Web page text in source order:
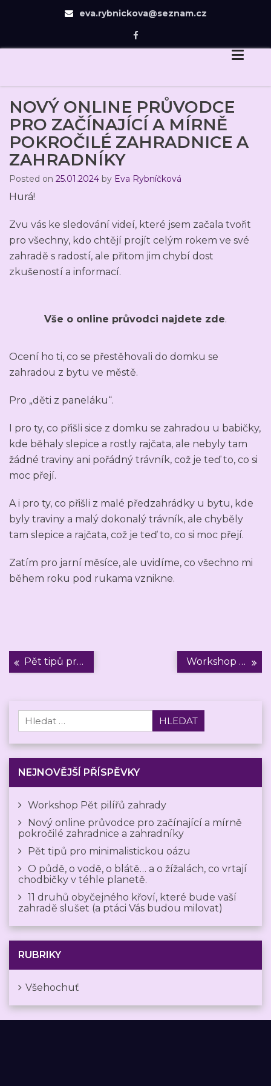
eva.rybnickova@seznam.cz
content
NOVÝ ONLINE PRŮVODCE
PRO ZAČÍNAJÍCÍ A MÍRNĚ
POKROČILÉ ZAHRADNICE A
ZAHRADNÍKY
Posted on 25.01.2024 by Eva Rybníčková
Hurá!
Zvu vás ke sledování videí, které jsem začala tvořit
pro všechny, kdo chtějí projít celým rokem ve své
zahradě s radostí, ale přitom jim chybí dost
zkušeností a informací.
Vše o online průvodci najdete zde.
Ocení ho ti, co se přestěhovali do domku se
zahradou z bytu ve městě.
Pro „děti z paneláku“.
I pro ty, co přišli sice z domku se zahradou u babičky,
kde běhaly slepice a rostly rajčata, ale nebyly tam
žádné traviny ani pořádný trávník, což je teď to, co si
moc přejí.
A i pro ty, co přišli z malé předzahrádky u bytu, kde
byly traviny a malý dokonalý trávník, ale chyběly
tam slepice a rajčata, což je teď to, co si moc přejí.
Zatím pro jarní měsíce, ale uvidíme, co všechno mi
během roku pod rukama vznikne.
Navigace
pro
Pět tipů pro minimalistickou oázu Workshop Pět pilířů zahrady
Vyhledávání
NEJNOVĚJŠÍ PŘÍSPĚVKY
Workshop Pět pilířů zahrady
Nový online průvodce pro začínající a mírně
pokročilé zahradnice a zahradníky
Pět tipů pro minimalistickou oázu
O půdě, o vodě, o blátě… a o žížalách, co vrtají
chodbičky v téhle planetě.
11 druhů obyčejného křoví, které bude vaší
zahradě slušet (a ptáci Vás budou milovat)
RUBRIKY
Všehochuť